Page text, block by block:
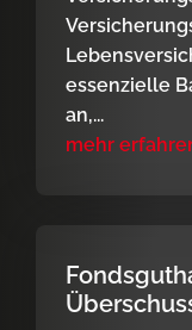
essenzielle
an,...
mehr